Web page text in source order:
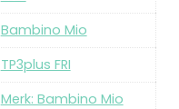
Bambino Mio
TP3plus FRI
Merk: Bambino Mio